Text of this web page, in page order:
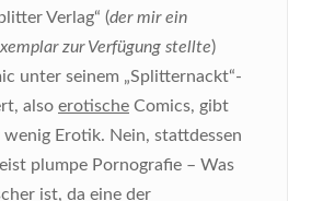
Verlag“ (der mir ein
zur Verfügung stellte)
unter seinem „Splitternackt“-
also erotische Comics, gibt
wenig Erotik. Nein, stattdessen
plumpe Pornografie – Was
ist, da eine der